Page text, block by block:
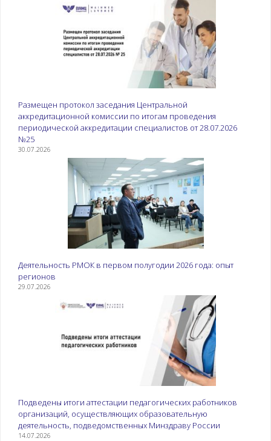
Размещен протокол заседания Центральной
аккредитационной комиссии по итогам проведения
периодической аккредитации специалистов от 28.07.2026
№25
30.07.2026
Деятельность РМОК в первом полугодии 2026 года: опыт
регионов
29.07.2026
Подведены итоги аттестации педагогических работников
организаций, осуществляющих образовательную
деятельность, подведомственных Минздраву России
14.07.2026